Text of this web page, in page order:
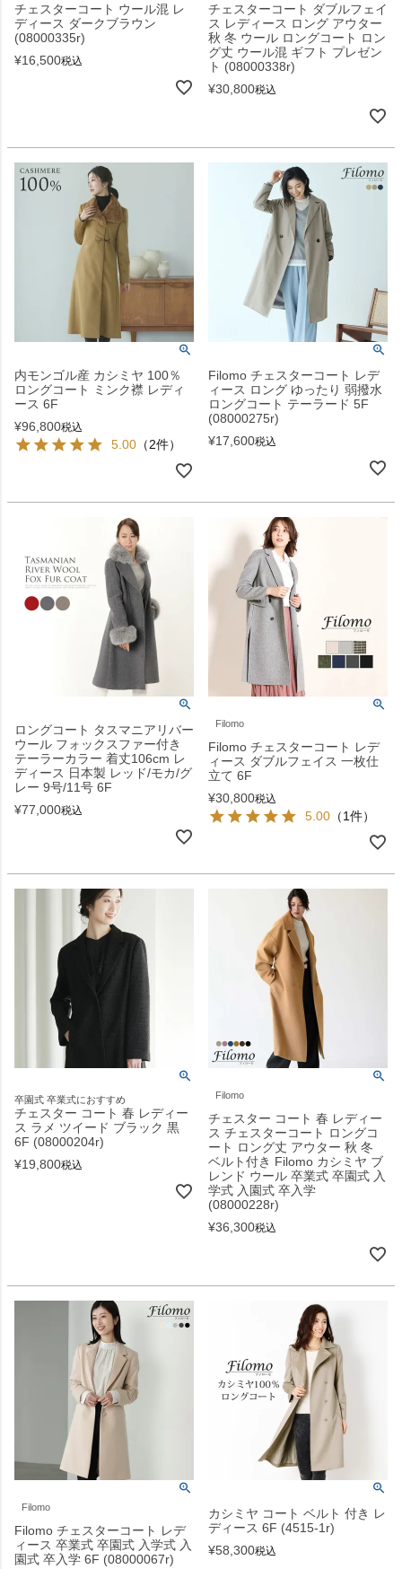
チェスターコート ウール混 レ
ディース ダークブラウン
(08000335r)
¥16,500税込
チェスターコート ダブルフェイ
ス レディース ロング アウター
秋 冬 ウール ロングコート ロン
グ丈 ウール混 ギフト プレゼン
ト (08000338r)
¥30,800税込
内モンゴル産 カシミヤ 100％
ロングコート ミンク襟 レディ
ース 6F
¥96,800税込
5.00 （2件）
Filomo チェスターコート レデ
ィース ロング ゆったり 弱撥水
ロングコート テーラード 5F
(08000275r)
¥17,600税込
ロングコート タスマニアリバー
ウール フォックスファー付き
テーラーカラー 着丈106cm レ
ディース 日本製 レッド/モカ/グ
レー 9号/11号 6F
¥77,000税込
Filomo
Filomo チェスターコート レデ
ィース ダブルフェイス 一枚仕
立て 6F
¥30,800税込
5.00 （1件）
卒園式 卒業式におすすめ
チェスター コート 春 レディー
ス ラメ ツイード ブラック 黒
6F (08000204r)
¥19,800税込
Filomo
チェスター コート 春 レディー
ス チェスターコート ロングコ
ート ロング丈 アウター 秋 冬
ベルト付き Filomo カシミヤ ブ
レンド ウール 卒業式 卒園式 入
学式 入園式 卒入学
(08000228r)
¥36,300税込
Filomo
Filomo チェスターコート レデ
ィース 卒業式 卒園式 入学式 入
園式 卒入学 6F (08000067r)
カシミヤ コート ベルト 付き レ
ディース 6F (4515-1r)
¥58,300税込